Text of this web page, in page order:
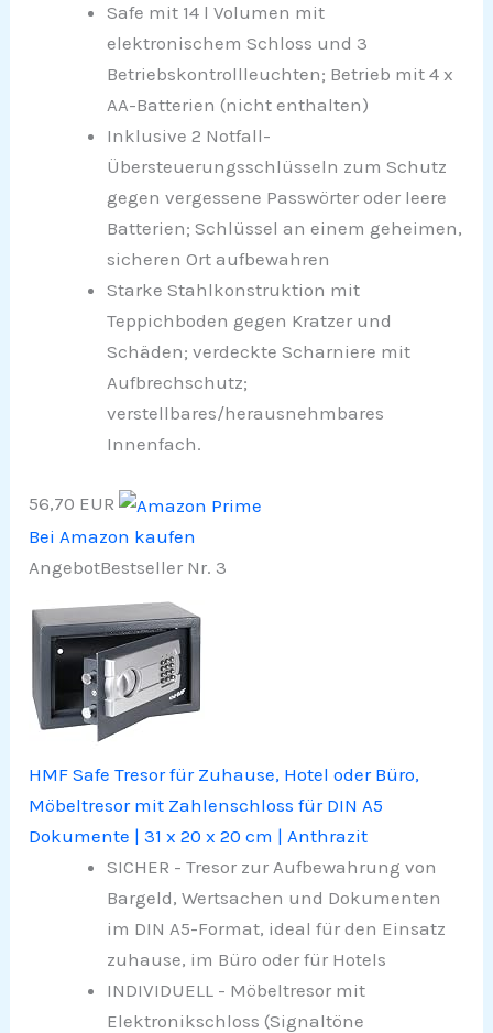
Safe mit 14 l Volumen mit
elektronischem Schloss und 3
Betriebskontrollleuchten; Betrieb mit 4 x
AA-Batterien (nicht enthalten)
Inklusive 2 Notfall-
Übersteuerungsschlüsseln zum Schutz
gegen vergessene Passwörter oder leere
Batterien; Schlüssel an einem geheimen,
sicheren Ort aufbewahren
Starke Stahlkonstruktion mit
Teppichboden gegen Kratzer und
Schäden; verdeckte Scharniere mit
Aufbrechschutz;
verstellbares/herausnehmbares
Innenfach.
56,70 EUR
Bei Amazon kaufen
AngebotBestseller Nr. 3
HMF Safe Tresor für Zuhause, Hotel oder Büro,
Möbeltresor mit Zahlenschloss für DIN A5
Dokumente | 31 x 20 x 20 cm | Anthrazit
SICHER - Tresor zur Aufbewahrung von
Bargeld, Wertsachen und Dokumenten
im DIN A5-Format, ideal für den Einsatz
zuhause, im Büro oder für Hotels
INDIVIDUELL - Möbeltresor mit
Elektronikschloss (Signaltöne